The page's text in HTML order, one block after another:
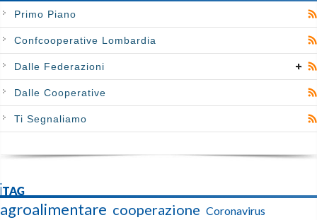
Primo Piano
Confcooperative Lombardia
Dalle Federazioni
Dalle Cooperative
Ti Segnaliamo
iTAG
agroalimentare cooperazione Coronavirus